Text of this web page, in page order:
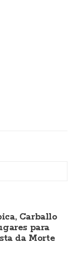
Carballo
para
da Morte